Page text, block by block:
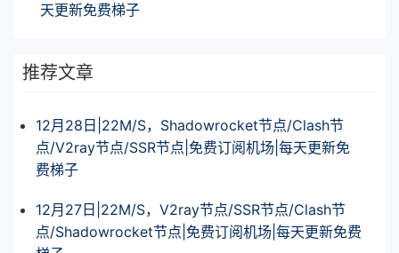
天更新免费梯子
推荐文章
12月28日|22M/S，Shadowrocket节点/Clash节
点/V2ray节点/SSR节点|免费订阅机场|每天更新免
费梯子
12月27日|22M/S，V2ray节点/SSR节点/Clash节
点/Shadowrocket节点|免费订阅机场|每天更新免费